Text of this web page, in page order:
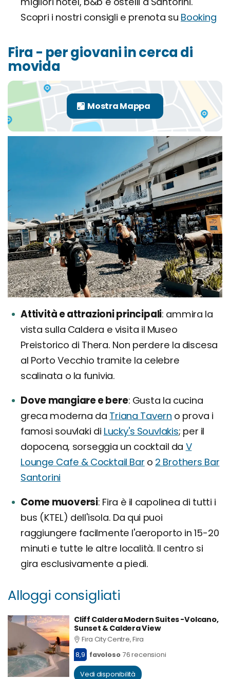
Scopri i nostri consigli e prenota su Booking
Fira - per giovani in cerca di
movida
Attività e attrazioni principali ammira la
vista sulla Caldera e visita il Museo
Preistorico di Thera. Non perdere la discesa
al Porto Vecchio tramite la celebre
scalinata o la funivia.
Dove mangiare e bere Gusta la cucina
greca moderna da Triana Tavern o prova i
famosi souvlaki di Lucky's Souvlakis; per il
dopocena, sorseggia un cocktail da V
Lounge Cafe & Cocktail Bar o 2 Brothers Bar
Santorini
Come muoversi Fira è il capolinea di tutti i
bus (KTEL) dell'isola. Da qui puoi
raggiungere facilmente l'aeroporto in 15-20
minuti e tutte le altre località. Il centro si
gira esclusivamente a piedi.
Alloggi consigliati
Cliff Caldera Modern Suites -Volcano,
Sunset & Caldera View
Fira City Centre, Fira
8,9 favoloso 76 recensioni
Vedi disponibilità